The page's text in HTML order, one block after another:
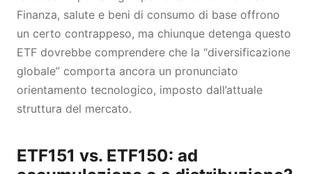
Finanza, salute e beni di consumo di base offrono
un certo contrappeso, ma chiunque detenga questo
ETF dovrebbe comprendere che la “diversificazione
globale” comporta ancora un pronunciato
orientamento tecnologico, imposto dall’attuale
struttura del mercato.
ETF151 vs. ETF150: ad